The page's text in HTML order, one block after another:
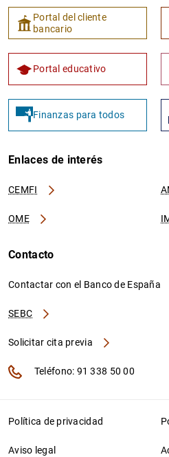
Portal del cliente
bancario
Portal educativo
Finanzas para todos
Enlaces de interés
CEMFI
OME
Contacto
Contactar con el Banco de España
SEBC
Solicitar cita previa
Teléfono: 91 338 50 00
Política de privacidad
Aviso legal